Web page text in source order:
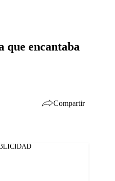
que encantaba
Compartir